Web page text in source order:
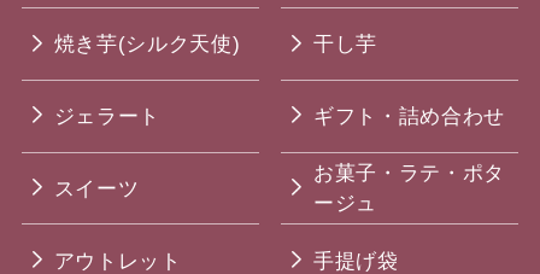
焼き芋(シルク天使) 干し芋
ジェラート ギフト・詰め合わせ
スイーツ
お菓子・ラテ・ポタ
ージュ
アウトレット 手提げ袋